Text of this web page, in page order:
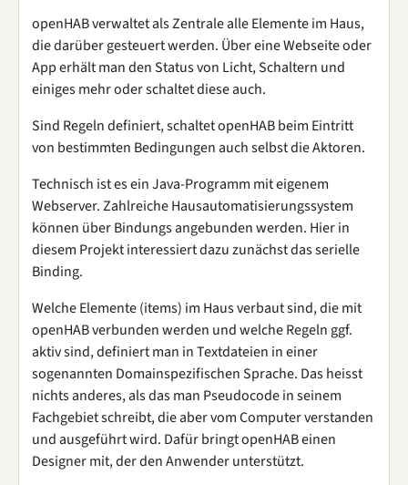
openHAB verwaltet als Zentrale alle Elemente im Haus,
die darüber gesteuert werden. Über eine Webseite oder
App erhält man den Status von Licht, Schaltern und
einiges mehr oder schaltet diese auch.
Sind Regeln definiert, schaltet openHAB beim Eintritt
von bestimmten Bedingungen auch selbst die Aktoren.
Technisch ist es ein Java-Programm mit eigenem
Webserver. Zahlreiche Hausautomatisierungssystem
können über Bindungs angebunden werden. Hier in
diesem Projekt interessiert dazu zunächst das serielle
Binding.
Welche Elemente (items) im Haus verbaut sind, die mit
openHAB verbunden werden und welche Regeln ggf.
aktiv sind, definiert man in Textdateien in einer
sogenannten Domainspezifischen Sprache. Das heisst
nichts anderes, als das man Pseudocode in seinem
Fachgebiet schreibt, die aber vom Computer verstanden
und ausgeführt wird. Dafür bringt openHAB einen
Designer mit, der den Anwender unterstützt.